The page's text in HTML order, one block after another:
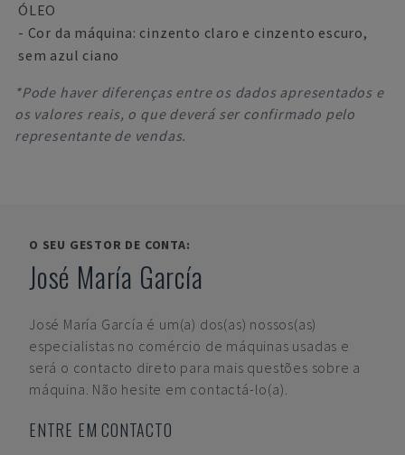
ÓLEO
- Cor da máquina: cinzento claro e cinzento escuro,
sem azul ciano
*Pode haver diferenças entre os dados apresentados e
os valores reais, o que deverá ser confirmado pelo
representante de vendas.
O SEU GESTOR DE CONTA:
José María García
José María García é um(a) dos(as) nossos(as)
especialistas no comércio de máquinas usadas e
será o contacto direto para mais questões sobre a
máquina. Não hesite em contactá-lo(a).
ENTRE EM CONTACTO